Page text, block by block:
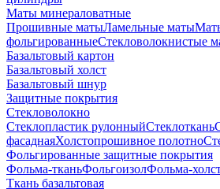
Маты минераловатные
Прошивные матыЛамельные маты
фольгированныеСтекловолокнистые
Базальтовый картон
Базальтовый холст
Базальтовый шнур
Защитные покрытия
Стекловолокно
Стеклопластик рулонныйСтеклоткань
фасаднаяХолстопрошивное полотно
Фольгированные защитные покрытия
Фольма-тканьФольгоизолФольма-
Ткань базальтовая